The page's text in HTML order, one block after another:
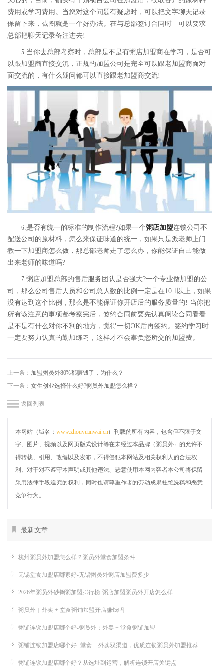
费用或学习费用。当您对这个问题有疑虑时，可以把文字聊天记录
保留下来，截图就是一个好办法。在与总部签订合同时，可以要求
总部把聊天记录备注进去!
5.当你去总部考察时，总部是不是有粥店加盟商在学习，是否可
以跟加盟商直接交流，正规的加盟公司是完全可以跟老加盟商面对
面交流的，有什么疑问都可以直接跟老加盟商交流!
6.是否有统一的标准的制作流程?如果一个粥店加盟连锁公司不
配送公司的原材料，怎么来保证味道的统一，如果只是派老师上门
教一下加盟商怎么做，那总部老师走了怎么办，你能保证自己能做
出来老师的味道吗?
7.粥店加盟总部的售后服务团队是否强大?一个专业做加盟的公
司，那么公司售后人员和公司总人数的比例一定是在10:1以上，如果
没有达到这个比例，那么是不能保证你开店后的服务质量的! 当你把
所有该注意的事项都考察完后，签约合同前要先认真阅读合同看看
是不是有什么对你不利的地方，觉得一切OK后再签约。签约学习时
一定要努力认真的勤加练习，这样才不会辜负您所交的加盟费。
上一条： 加盟粥员外80%都赚钱了，为什么？
下一条： 女生创业选择什么好?粥员外加盟怎么样？
返回列表
本网站（域名： www.zhouyuanwai.cn）刊载的所有内容，包含但不限于文
字、图片、视频以及网页版式设计等在未经过本品牌（粥员外）的允许不
得转载、引用、改编以及发布，不得侵犯本网站及相关权利人的合法权
利。对于对不遵守本声明或其他违法、恶意使用本网内容者本公司将保留
采用法律手段追究的权利，同时也请尊重作者的劳动成果杜绝洗稿和恶意
竞争行为。
最新文章
杭州粥员外加盟怎么样？粥员外堂食加盟条件
无锡堂食加盟店哪家好-无锡粥员外粥店加盟费多少
2026年粥员外砂锅粥加盟排行榜-粥店加盟粥员外开店怎么样
粥员外｜外卖 + 堂食粥铺加盟开店赚钱吗
粥铺连锁加盟店哪个好-粥员外：外卖 + 堂食粥铺加盟
粥铺连锁加盟店哪个好 -堂食 + 外卖双渠道，优质连锁粥员外加盟推荐
粥铺连锁加盟店哪个好？从选址到运营，解析连锁开店关键点